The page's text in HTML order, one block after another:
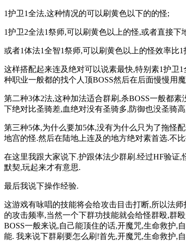
1护卫1全法,这种情况的可以刷黄色以下的的怪;
1护卫2全法1祭师,可以刷黄色以上的怪,或者直接下
或者1体法1全智1祭师,可以刷黄色以上的怪效率比1
这样搭配起来连及绝对可以说素最快,特别素1护卫
种职业一般都的找个人顶BOSS然后在后面慢慢用
第二种3体2法,这种加法适合群刷,杀BOSS一般都
下绝对比圣骑差,血绝对没有圣骑多,防御也没圣骑
第三种5体,为什么要加5体,没有为什么只为了拖怪
地宫的怪.然后在陆地上连及的地方绝对素首选.不
在这里我跟大家说下.护跟体法少群刷.经过HF验证
默契,玩起来才有意思.
最后我说下操作经验.
这游戏有咏唱的技能将会给攻击目击打断,所以法
的攻击频率,当然一个下群功技能就会给怪群殴,群
BOSS一般来说,自己能顶住的话,开魔咒,生命救护,
能. 我来说下群刷要怎么刷!首先,开魔咒,生命救护,